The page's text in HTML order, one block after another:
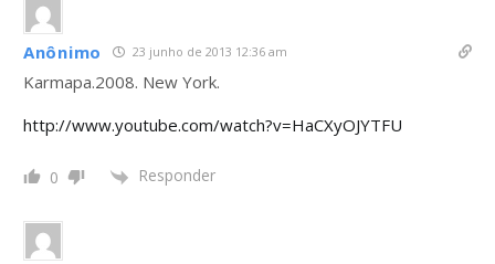
Anônimo 23 junho de 2013 12:36 am
Karmapa.2008. New York.
http://www.youtube.com/watch?v=HaCXyOJYTFU
0 Responder